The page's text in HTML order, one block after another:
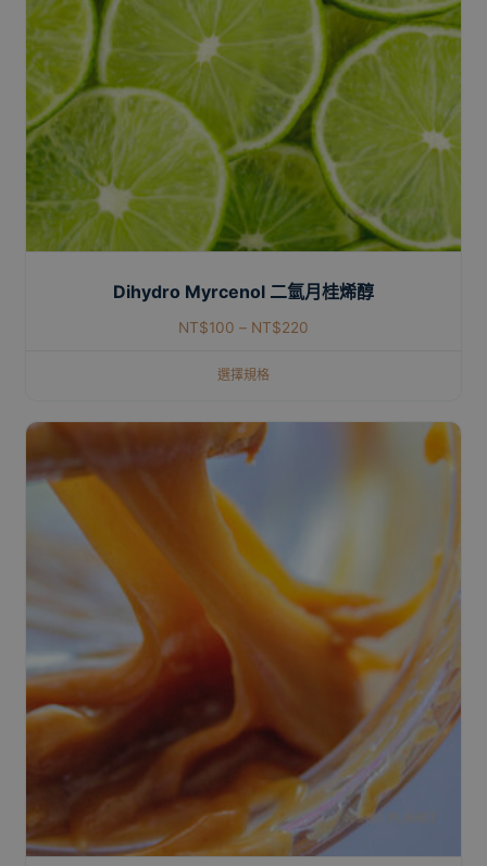
Dihydro Myrcenol 二氫月桂烯醇
NT$100 – NT$220
選擇規格